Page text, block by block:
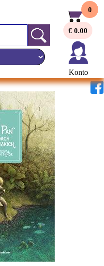
0
€ 0.00
Konto